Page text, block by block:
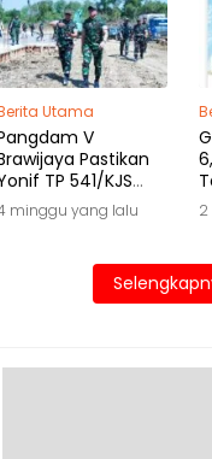
Utama
V
Pastikan
TP 541/KJS
Tepat Waktu
minggu yang lalu